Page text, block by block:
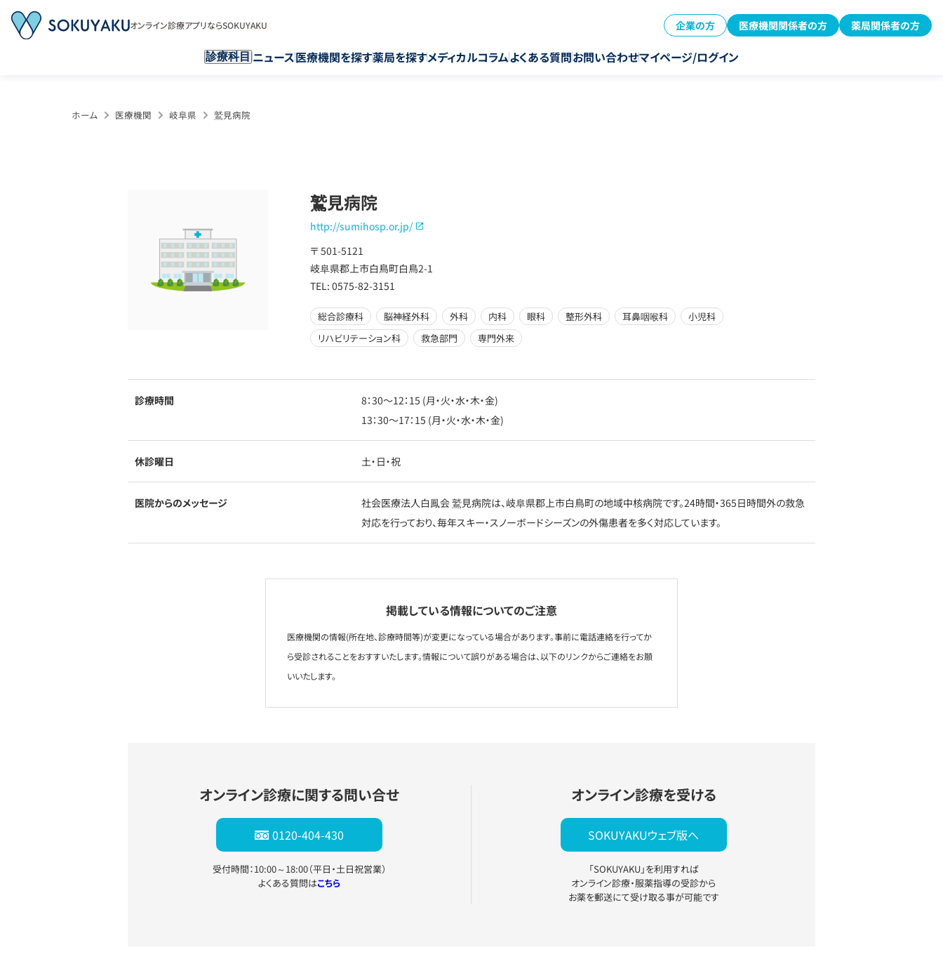
オンライン診療アプリならSOKUYAKU 企業の方 医療機関関係者の方 薬局関係者の方
診療科目 ニュース医療機関を探す薬局を探すメディカルコラムよくある質問お問い合わせマイページ/ログイン
ホーム 医療機関 岐阜県 鷲見病院
鷲見病院
http://sumihosp.or.jp/
〒 501-5121
岐阜県郡上市白鳥町白鳥2-1
TEL: 0575-82-3151
総合診療科 脳神経外科 外科 内科 眼科 整形外科 耳鼻咽喉科
小児科
リハビリテーション科
救急部門 専門外来
診療時間
8：30〜12：15 (月・火・水・木・金)
13：30〜17：15 (月・火・水・木・金)
休診曜日 土・日・祝
医院からのメッセージ
社会医療法人白鳳会 鷲見病院は、岐阜県郡上市白鳥町の地域中核病院です。24時間・365日時間外の救急
対応を行っており、毎年スキー・スノーボードシーズンの外傷患者を多く対応しています。
掲載している情報についてのご注意
医療機関の情報(所在地、診療時間等)が変更になっている場合があります。事前に電話連絡を行ってか
ら受診されることをおすすいたします。情報について誤りがある場合は、以下のリンクからご連絡をお願
いいたします。
オンライン診療に関する問い合せ
0120-404-430
受付時間：10:00～18:00（平日・土日祝営業）
よくある質問はこちら
オンライン診療を受ける
SOKUYAKUウェブ版へ
「SOKUYAKU」を利用すれば
オンライン診療・服薬指導の受診から
お薬を郵送にて受け取る事が可能です